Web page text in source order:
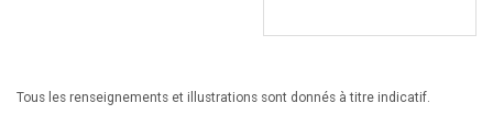
Tous les renseignements et illustrations sont donnés à titre indicatif.